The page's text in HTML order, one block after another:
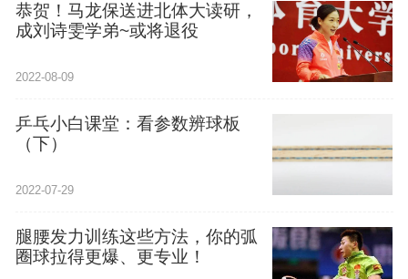
恭贺！马龙保送进北体大读研，
成刘诗雯学弟~或将退役
2022-08-09
乒乓小白课堂：看参数辨球板
（下）
2022-07-29
腿腰发力训练这些方法，你的弧
圈球拉得更爆、更专业！